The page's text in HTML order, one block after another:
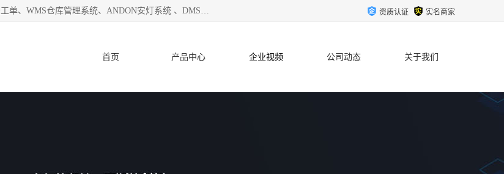
天津迈讯科智能技术有限公司主要从事：MES制造执行系统、锐益生产云工单、WMS仓库管理系统、ANDON安灯系统 、DMS设备管理系统、电气设备健康监测系统、工厂可视化管理、数字化车间；公司是一家专注于企业及制造业信息化、智能化的信息系统集成解决方案提供商的高新技术企业。为企业提供全套的软硬件信息系统集成及安装部署服务。 资质认证 实名商家
首页 产品中心 企业视频 公司动态 关于我们